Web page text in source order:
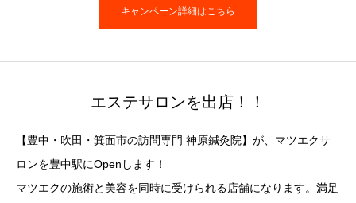
キャンペーン詳細はこちら
エステサロンを出店！！
【豊中・吹田・箕面市の訪問専門 神原鍼灸院】が、マツエクサ
ロンを豊中駅にOpenします！
マツエクの施術と美容を同時に受けられる店舗になります。満足